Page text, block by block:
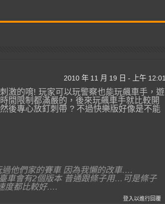
2010 年 11 月 19 日 - 上午 12:01
激的唷! 玩家可以玩警察也能玩飆車手，遊
間限制都滿嚴的，後來玩飆車手就比較開
後專心放釘刺帶 ? 不過快樂版好像是不能
他們家的賽車 因為我懶的改車….
車會有2個版本 普通跟條子用…可是條子
度都比較好….
登入以進行回覆